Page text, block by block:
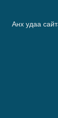
Анх удаа